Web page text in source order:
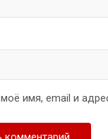
имя, email и